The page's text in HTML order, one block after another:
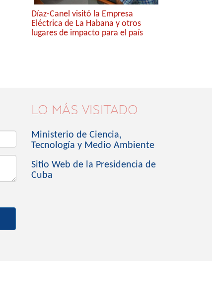
Díaz-Canel visitó la Empresa
Eléctrica de La Habana y otros
lugares de impacto para el país
LO MÁS VISITADO
Ministerio de Ciencia,
Tecnología y Medio Ambiente
Sitio Web de la Presidencia de
Cuba